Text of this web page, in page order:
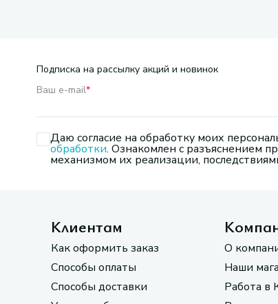
Подписка на рассылку акций и новинок
Ваш e-mail*
Даю согласие на обработку моих
обработки. Ознакомлен с разъяснением
механизмом их реализации,
Клиентам
Как оформить заказ
Способы оплаты
Способы доставки
О
Наши
Работа в